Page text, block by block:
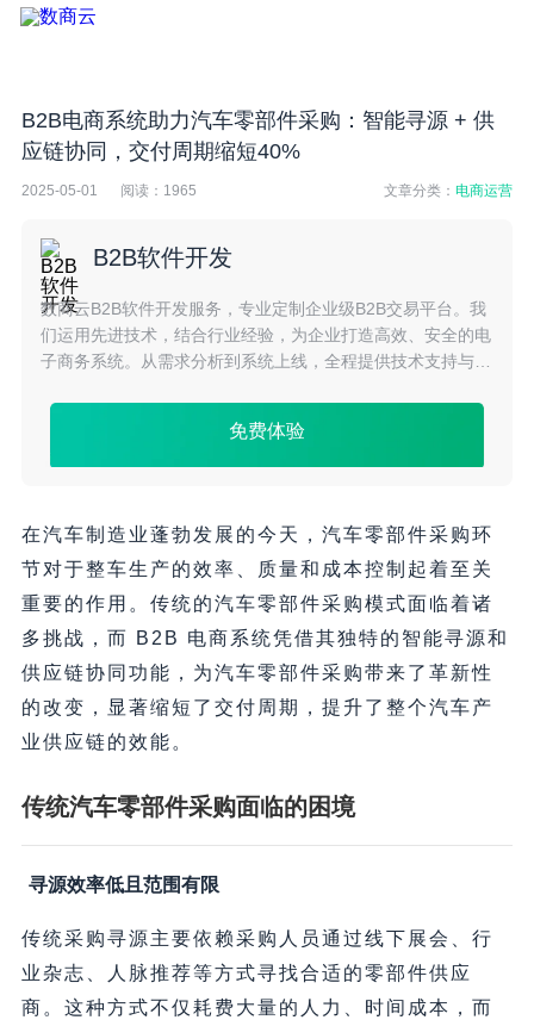
B2B电商系统助力汽车零部件采购：智能寻源 + 供
应链协同，交付周期缩短40%
2025-05-01 阅读： 1965 文章分类：电商运营
B2B软件开发
数商云B2B软件开发服务，专业定制企业级B2B交易平台。我
们运用先进技术，结合行业经验，为企业打造高效、安全的电
子商务系统。从需求分析到系统上线，全程提供技术支持与咨
时代。
免费体验
在汽车制造业蓬勃发展的今天，汽车零部件采购环
节对于整车生产的效率、质量和成本控制起着至关
重要的作用。传统的汽车零部件采购模式面临着诸
多挑战，而 B2B 电商系统凭借其独特的智能寻源和
供应链协同功能，为汽车零部件采购带来了革新性
的改变，显著缩短了交付周期，提升了整个汽车产
业供应链的效能。
传统汽车零部件采购面临的困境
寻源效率低且范围有限
传统采购寻源主要依赖采购人员通过线下展会、行
业杂志、人脉推荐等方式寻找合适的零部件供应
商。这种方式不仅耗费大量的人力、时间成本，而